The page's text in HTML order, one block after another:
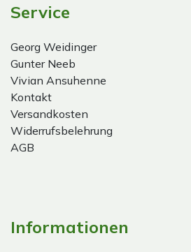
Service
Georg Weidinger
Gunter Neeb
Vivian Ansuhenne
Kontakt
Versandkosten
Widerrufsbelehrung
AGB
Informationen